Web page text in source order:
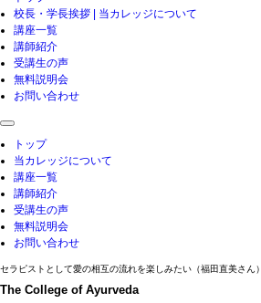
校長・学長挨拶 | 当カレッジについて
講座一覧
講師紹介
受講生の声
無料説明会
お問い合わせ
toggle
navigation
トップ
当カレッジについて
講座一覧
講師紹介
受講生の声
無料説明会
お問い合わせ
セラピストとして愛の相互の流れを楽しみたい（福田直美さん）
The College of Ayurveda